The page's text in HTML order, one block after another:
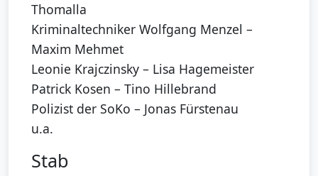
Thomalla
Kriminaltechniker Wolfgang Menzel –
Maxim Mehmet
Leonie Krajczinsky – Lisa Hagemeister
Patrick Kosen – Tino Hillebrand
Polizist der SoKo – Jonas Fürstenau
u.a.
Stab